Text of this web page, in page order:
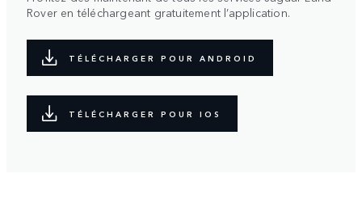
Rover en téléchargeant gratuitement l’application.
TÉLÉCHARGER POUR ANDROID
TÉLÉCHARGER POUR IOS